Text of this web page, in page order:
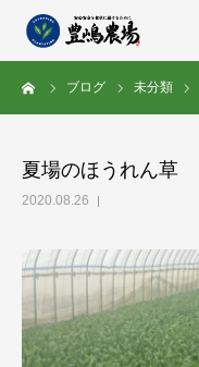
ブログ 未分類
夏場のほうれん草
2020.08.26
豊嶋農場の想い
スタッフ紹介
求人情報